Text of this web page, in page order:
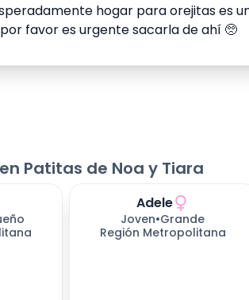
hogar para orejitas es
favor es urgente sacarla de ahí 🥺
Patitas de Noa y Tiara
Adele
Joven•Grande
Región Metropolitana